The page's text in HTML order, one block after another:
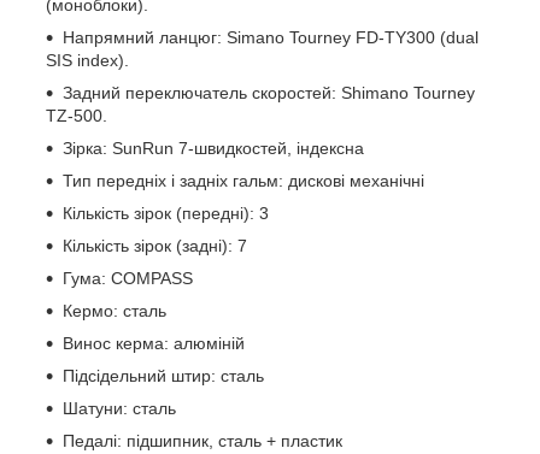
(моноблоки).
Напрямний ланцюг: Simano Tourney FD-TY300 (dual
SIS index).
Задний переключатель скоростей: Shimano Tourney
TZ-500.
Зірка: SunRun 7-швидкостей, індексна
Тип передніх і задніх гальм: дискові механічні
Кількість зірок (передні): 3
Кількість зірок (задні): 7
Гума: COMPASS
Кермо: сталь
Винос керма: алюміній
Підсідельний штир: сталь
Шатуни: сталь
Педалі: підшипник, сталь + пластик